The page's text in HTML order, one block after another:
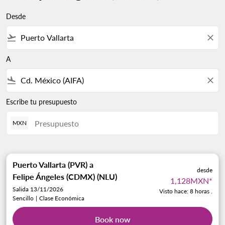
Desde
flight_takeoff close
A
flight_land close
Escribe tu presupuesto
MXN
Puerto Vallarta (PVR) a
Felipe Ángeles (CDMX) (NLU)
Salida 13/11/2026
Sencillo | Clase Económica
desde
1,128MXN*
Visto hace: 8 horas .
Book now